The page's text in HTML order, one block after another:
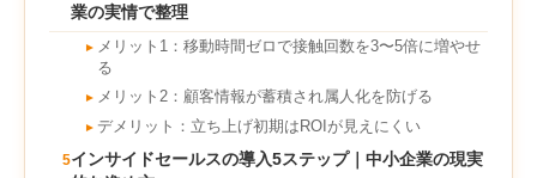
業の実情で整理
► メリット1：移動時間ゼロで接触回数を3〜5倍に増やせ
る
► メリット2：顧客情報が蓄積され属人化を防げる
► デメリット：立ち上げ初期はROIが見えにくい
5インサイドセールスの導入5ステップ｜中小企業の現実